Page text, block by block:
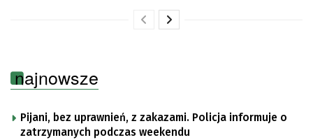
najnowsze
Pijani, bez uprawnień, z zakazami. Policja informuje o
zatrzymanych podczas weekendu